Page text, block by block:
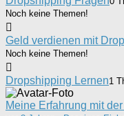
Noch keine Themen!
Geld verdienen mit
Noch keine Themen!
Dropshipping Lernen1
Meine Erfahrung mit